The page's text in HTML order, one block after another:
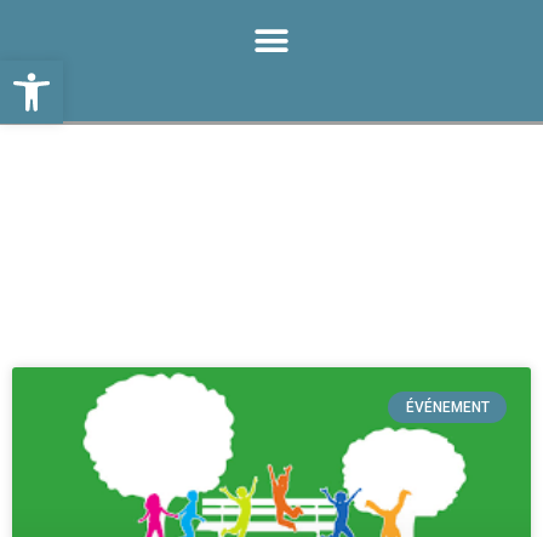
ÉVÉNEMENT
Ouvrir la barre d’outils